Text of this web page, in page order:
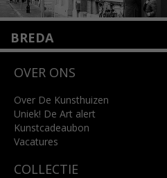
BREDA
4818 SB Breda
info@kunsthuisbreda.nl
Lees meer
OVER ONS
Over De Kunsthuizen
Uniek! De Art alert
Kunstcadeaubon
Vacatures
COLLECTIE